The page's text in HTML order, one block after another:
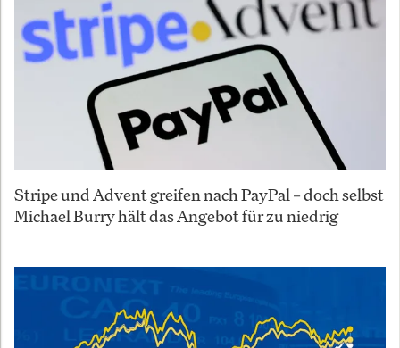
Stripe und Advent greifen nach PayPal – doch selbst
Michael Burry hält das Angebot für zu niedrig